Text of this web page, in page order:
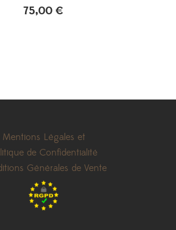
75,00 €
Mentions Légales et
de Confidentialité
Générales de Vente